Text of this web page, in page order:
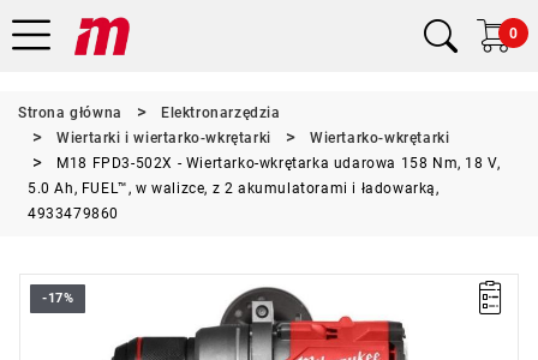
0
Strona główna
Elektronarzędzia
Wiertarki i wiertarko-wkrętarki
Wiertarko-wkrętarki
M18 FPD3-502X - Wiertarko-wkrętarka udarowa 158 Nm, 18 V,
5.0 Ah, FUEL™, w walizce, z 2 akumulatorami i ładowarką,
4933479860
-17%